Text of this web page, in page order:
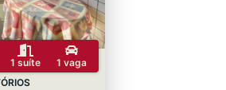
1 suíte
1 vaga